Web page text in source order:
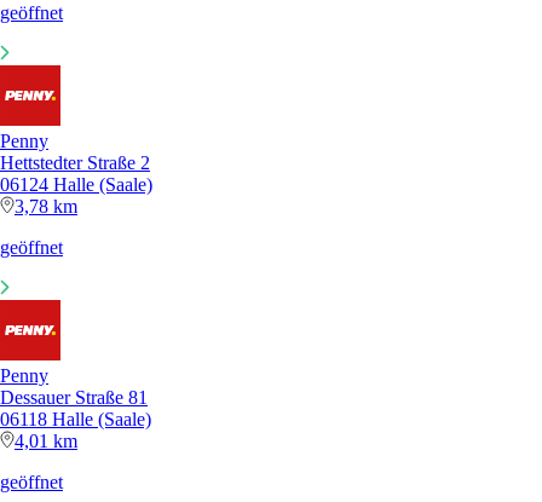
geöffnet
Penny
Hettstedter Straße 2
06124 Halle (Saale)
3,78 km
geöffnet
Penny
Dessauer Straße 81
06118 Halle (Saale)
4,01 km
geöffnet